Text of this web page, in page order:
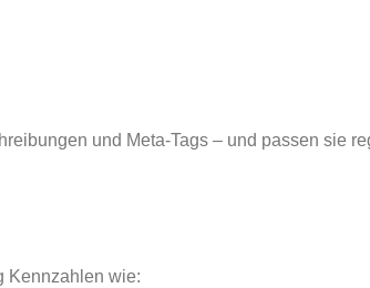
und Meta-Tags – und passen sie
Kennzahlen wie: